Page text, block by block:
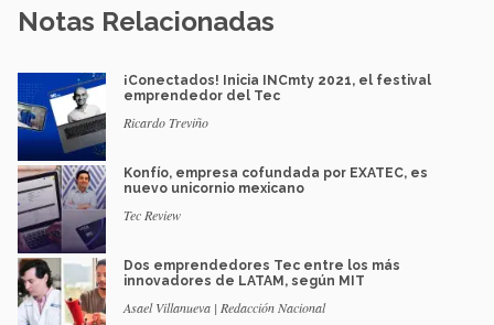
Notas Relacionadas
¡Conectados! Inicia INCmty 2021, el festival
emprendedor del Tec
Ricardo Treviño
Konfío, empresa cofundada por EXATEC, es
nuevo unicornio mexicano
Tec Review
Dos emprendedores Tec entre los más
innovadores de LATAM, según MIT
Asael Villanueva | Redacción Nacional